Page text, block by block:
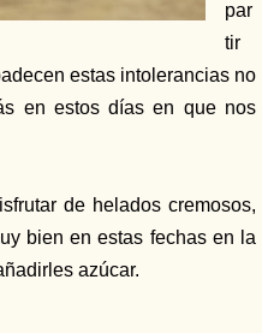
par
tir
estas intolerancias no
en estos días en que nos
de helados cremosos,
bien en estas fechas en la
azúcar.